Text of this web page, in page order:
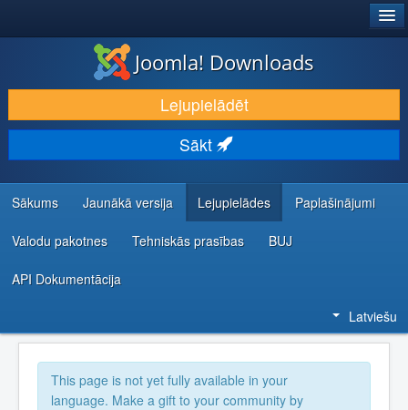
LEJUPIELĀDĒT UN PAPLAŠINĀT
ATKLĀJ UN IEMĀCIES
KOPIENA UN ATBALSTS
IZSTRĀDĀTĀJU RESURSI
Joomla! Downloads
Lejupielādēt
Sākt
Sākums Jaunākā versija Lejupielādes Paplašinājumi
Valodu pakotnes Tehniskās prasības BUJ
API Dokumentācija
Latviešu
This page is not yet fully available in your
language. Make a gift to your community by